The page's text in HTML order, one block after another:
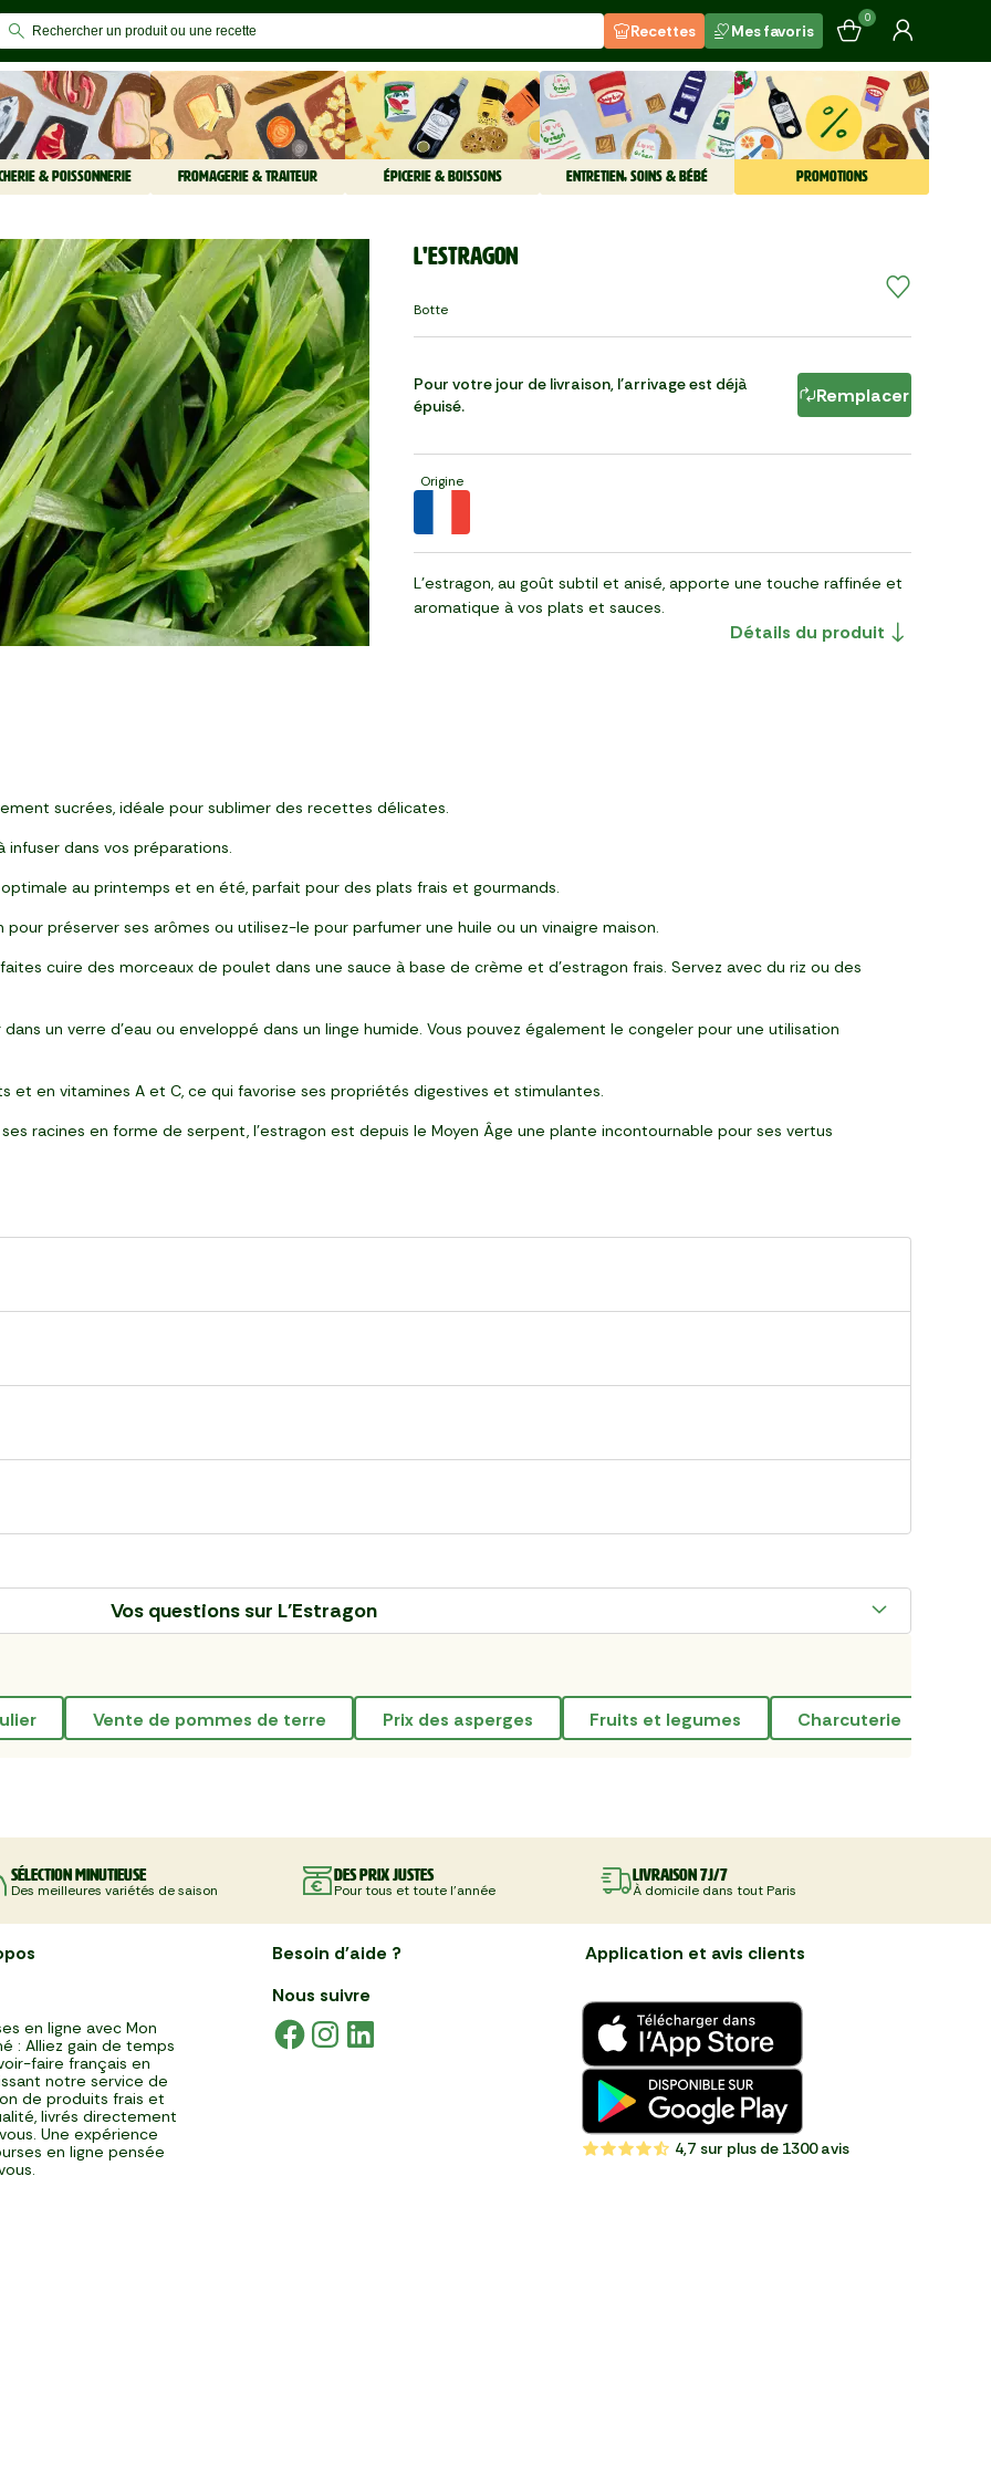
Recettes Mes favoris
0
& POISSONNERIE FROMAGERIE & TRAITEUR ÉPICERIE & BOISSONS ENTRETIEN, SOINS & BÉBÉ PROMOTIONS
L'Estragon
Botte
Pour votre jour de livraison, l'arrivage est déjà
épuisé.
Remplacer
Origine
L’estragon, au goût subtil et anisé, apporte une touche raffinée et
aromatique à vos plats et sauces.
Détails du produit
sucrées, idéale pour sublimer des recettes délicates.
dans vos préparations.
au printemps et en été, parfait pour des plats frais et gourmands.
préserver ses arômes ou utilisez-le pour parfumer une huile ou un vinaigre maison.
cuire des morceaux de poulet dans une sauce à base de crème et d’estragon frais. Servez avec du riz ou des
un verre d’eau ou enveloppé dans un linge humide. Vous pouvez également le congeler pour une utilisation
et en vitamines A et C, ce qui favorise ses propriétés digestives et stimulantes.
racines en forme de serpent, l’estragon est depuis le Moyen Âge une plante incontournable pour ses vertus
Vos questions sur L'Estragon
vente de pommes de terre prix des asperges fruits et legumes charcuterie
Sélection minutieuse
Des meilleures variétés de saison
Des prix justes
Pour tous et toute l'année
Livraison 7J/7
À domicile dans tout Paris
en ligne avec Mon
: Alliez gain de temps
faire français en
notre service de
de produits frais et
livrés directement
Une expérience
en ligne pensée
Besoin d'aide ?
Nous suivre
Application et avis clients
4,7 sur plus de 1300 avis